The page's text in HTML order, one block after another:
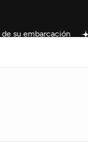
Fuego en los